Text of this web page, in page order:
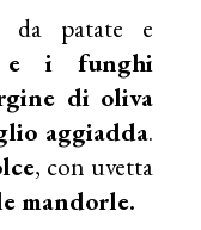
da patate e
e i funghi
di oliva
aggiadda.
, con uvetta
mandorle.